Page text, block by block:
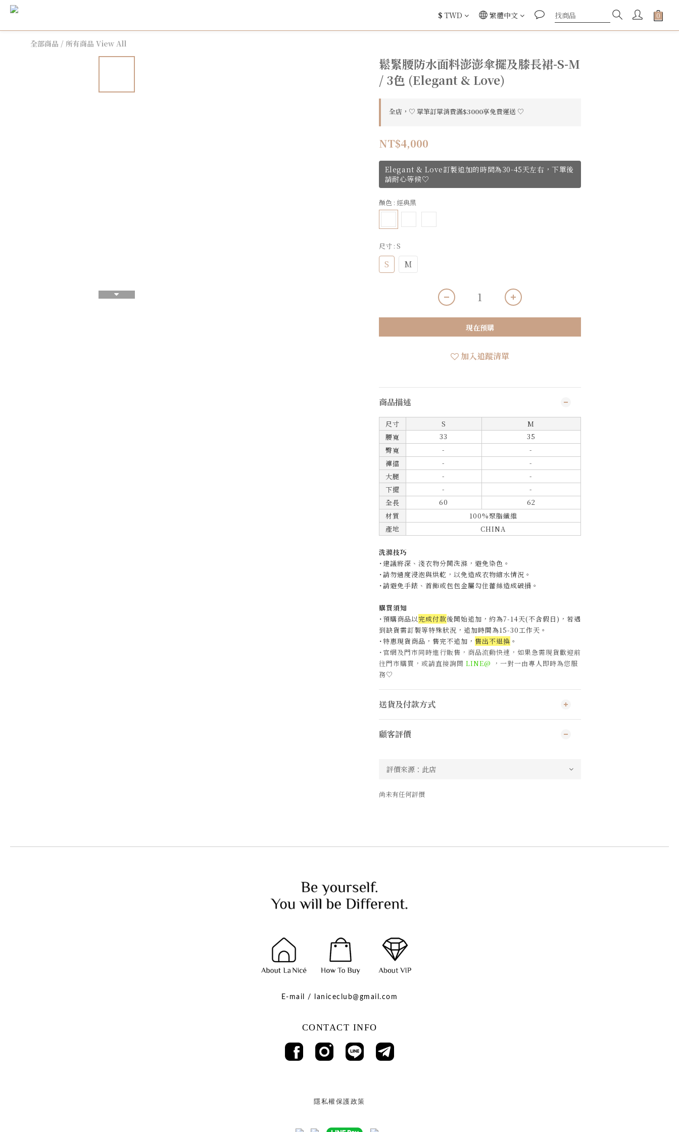
$ TWD 繁體中文
全部商品 / 所有商品 View All
鬆緊腰防水面料澎澎傘擺及膝長裙-S-M
/ 3色 (Elegant & Love)
全店，♡ 單筆訂單消費滿$3000享免費運送 ♡
NT$4,000
Elegant & Love訂製追加的時間為30-45天左右，下單後
請耐心等候♡
顏色 : 經典黑
尺寸 : S
S M
現在預購
加入追蹤清單
商品描述
尺寸 S
M
腰寬
33
35
臀寬
-
-
褲擋
-
-
大腿
-
-
下擺
-
-
全長
60
62
材質
100%聚脂纖維
產地
CHINA
洗滌技巧
˙建議將深、淺衣物分開洗滌，避免染色。
˙請勿過度浸泡與烘乾，以免造成衣物縮水情況。
˙請避免手錶、首飾或包包金屬勾住蕾絲造成破損。
購買須知
˙預購商品以完成付款後開始追加，約為7-14天(不含假日)， 若遇
到缺貨需訂製等特殊狀況，追加時間為15-30工作天 。
˙特惠現貨商品，售完不追加， 售出不退換 。
˙官網及門市同時進行販售，商品流動快速，如果急需現貨歡迎前
往門市購買，或請直接詢問 LINE@ ，一對一由專人即時為您服
務♡
送貨及付款方式
顧客評價
尚未有任何評價
E-mail / laniceclub@gmail.com
CONTACT INFO
隱私權保護政策